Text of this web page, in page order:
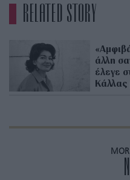
RELATED STORY
άλλη
έλεγε
Κάλλας